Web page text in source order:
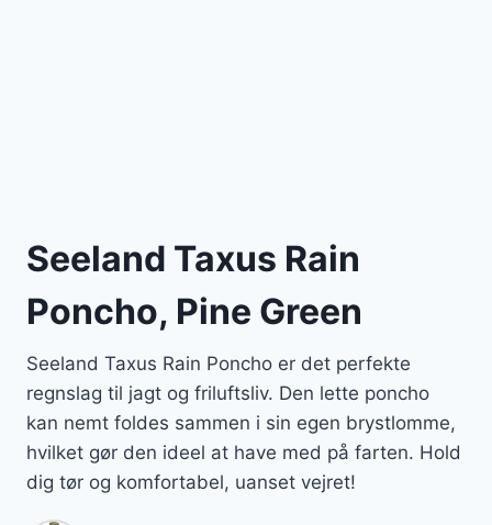
Seeland Taxus Rain
Poncho, Pine Green
Seeland Taxus Rain Poncho er det perfekte
regnslag til jagt og friluftsliv. Den lette poncho
kan nemt foldes sammen i sin egen brystlomme,
hvilket gør den ideel at have med på farten. Hold
dig tør og komfortabel, uanset vejret!